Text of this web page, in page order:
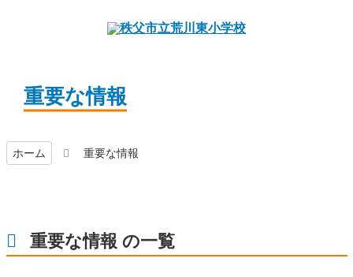
重要な情報
ホーム 重要な情報
重要な情報 の一覧